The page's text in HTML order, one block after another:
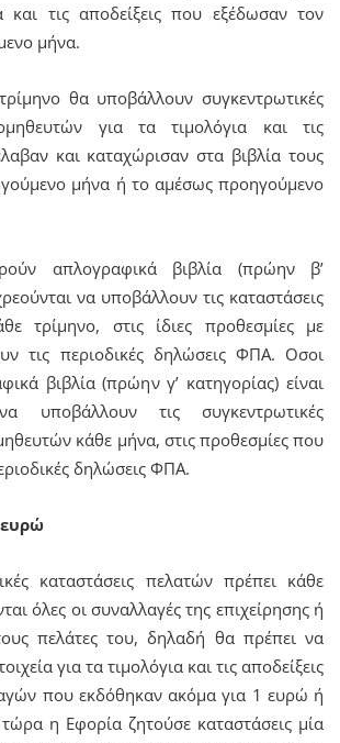
και τις αποδείξεις που εξέδωσαν τον
μήνα.
θα υποβάλλουν συγκεντρωτικές
για τα τιμολόγια και τις
και καταχώρισαν στα βιβλία τους
μήνα ή το αμέσως προηγούμενο
απλογραφικά βιβλία (πρώην β’
να υποβάλλουν τις καταστάσεις
τρίμηνο, στις ίδιες προθεσμίες με
τις περιοδικές δηλώσεις ΦΠΑ. Οσοι
βιβλία (πρώην γ’ κατηγορίας) είναι
υποβάλλουν τις συγκεντρωτικές
κάθε μήνα, στις προθεσμίες που
δηλώσεις ΦΠΑ.
καταστάσεις πελατών πρέπει κάθε
όλες οι συναλλαγές της επιχείρησης ή
πελάτες του, δηλαδή θα πρέπει να
για τα τιμολόγια και τις αποδείξεις
που εκδόθηκαν ακόμα για 1 ευρώ ή
η Εφορία ζητούσε καταστάσεις μία